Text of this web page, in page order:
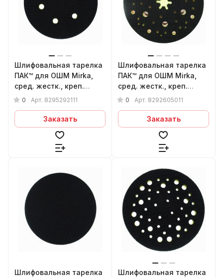
Шлифовальная тарелка
ПАК™ для ОШМ Mirka,
сред. жестк., креп.
5/16"-24, Velcro, Ø150
0 Арт. 8295292111
Заказать
Шлифовальная тарелка
ПАК™ для ОШМ Mirka,
сред. жестк., креп.
5/16"-24, Velcro, Ø150
0 Арт. 8292605011
Заказать
Шлифовальная тарелка
Шлифовальная тарелка